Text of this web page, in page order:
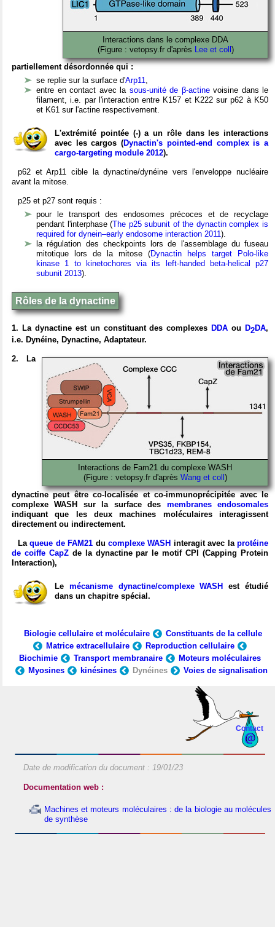
Interactions dans le complexe DDA
(Figure : vetopsy.fr d'après Lee et coll)
partiellement désordonnée qui :
se replie sur la surface d'Arp11
entre en contact avec la sous-unité de β-actinevoisine dans le
filament, i.e. par l'interaction entre K157 et K222 sur p62 à K50
et K61 sur l'actine respectivement.
L'extrémité pointée (-) a un rôle dans les interactions
avec les cargos (Dynactin's pointed-end complex is a
cargo-targeting module 2012).
p62 et Arp11 cible la dynactine/dynéine vers l'enveloppe nucléaire
avant la mitose.
p25 et p27 sont requis :
pour le transport des endosomes précoces et de recyclage
pendant l'interphase (The p25 subunit of the dynactin complex is
required for dynein–early endosome interaction 2011).
la régulation des checkpoints lors de l'assemblage du fuseau
mitotique lors de la mitose (Dynactin helps target Polo-like
kinase 1 to kinetochores via its left-handed beta-helical p27
subunit 2013).
Rôles de la dynactine
1. La dynactine est un constituant des complexesDDA ouD2DA,
i.e. Dynéine, Dynactine, Adaptateur.
Interactions de Fam21 du complexe WASH
(Figure : vetopsy.fr d'après Wang et coll )
2. La
dynactine peut être co-localisée et co-immunoprécipitée avec le
complexe WASH sur la surface des membranes endosomales
indiquant que les deux machines moléculaires interagissent
directement ou indirectement.
Laqueue de FAM21 ducomplexe WASH interagit avec laprotéine
de coiffe CapZde la dynactine par le motif CPI (Capping Protein
Interaction),
Le mécanisme dynactine/complexe WASH
est étudié
dans un chapitre spécial.
Biologie cellulaire et moléculaire
Constituants de la cellule
Matrice extracellulaire
Reproduction cellulaire
Biochimie
Transport membranaire
Moteurs moléculaires
Myosines
kinésines Dynéines Voies de signalisation
Contact
Date de modification du document : 19/01/23
Documentation web :
Machines et moteurs moléculaires : de la biologie au molécules
de synthèse